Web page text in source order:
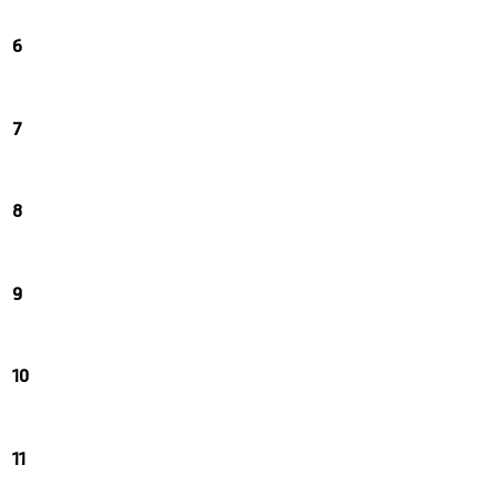
6
7
8
9
10
11